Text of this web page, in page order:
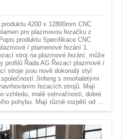
4200 x 12800mm CNC
pro plazmovou řezačku z
produktu Specifikace CNC
/ plamenové řezání 1.
stroj na plazmové řezání, může
profilů Řada AG Řezací plazmové /
stroje jsou nově dokonalý styl
Jinfeng s mnohaletými
řezacích strojů. Mají
vzhledu, malé setrvačnosti, dobré
pohybu. Mají různé rozpětí od ...